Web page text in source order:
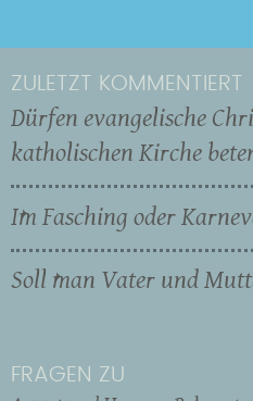
ZULETZT KOMMENTIERT
Dürfen evangelische
katholischen Kirche
Im Fasching oder
Soll man Vater und
FRAGEN ZU